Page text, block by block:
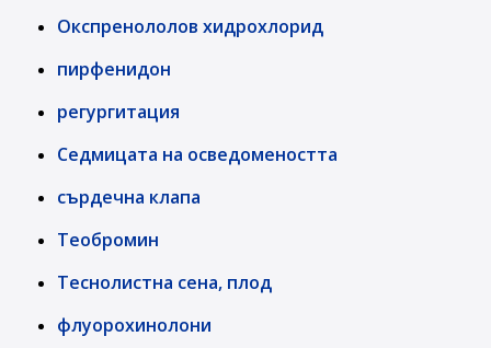
Окспренололов хидрохлорид
пирфенидон
регургитация
Седмицата на осведомеността
сърдечна клапа
Теобромин
Теснолистна сена, плод
флуорохинолони